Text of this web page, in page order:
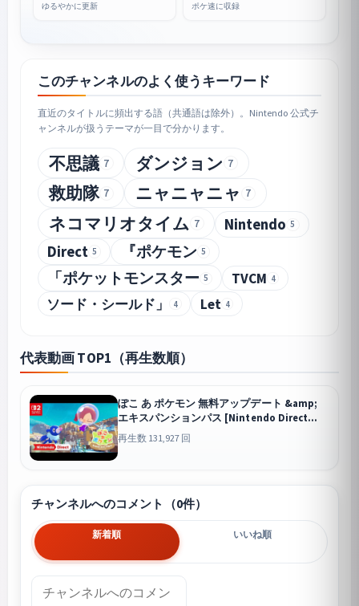
ゆるやかに更新 ポケ速に収録
このチャンネルのよく使うキーワード
直近のタイトルに頻出する語（共通語は除外）。Nintendo 公式チ
ャンネルが扱うテーマが一目で分かります。
不思議 7 ダンジョン 7
救助隊 7 ニャニャニャ 7
ネコマリオタイム 7 Nintendo 5
Direct 5 『ポケモン 5
「ポケットモンスター 5 TVCM 4
ソード・シールド」 4 Let 4
代表動画 TOP1（再生数順）
ぽこ あ ポケモン 無料アップデート &amp;
エキスパンションパス [Nintendo Direct
2026.6.9]
再生数 131,927 回
チャンネルへのコメント（0件）
新着順 いいね順